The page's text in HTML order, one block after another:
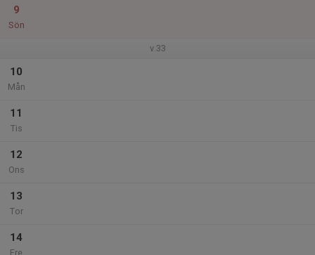
9
Sön
v.33
10
Mån
11
Tis
12
Ons
13
Tor
14
Fre